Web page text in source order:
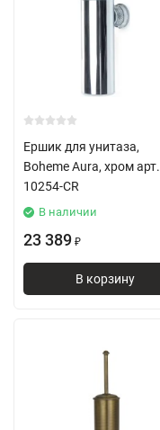
Ершик для унитаза,
Boheme Aura, хром арт.
10254-CR
В наличии
23 389 ₽
В корзину